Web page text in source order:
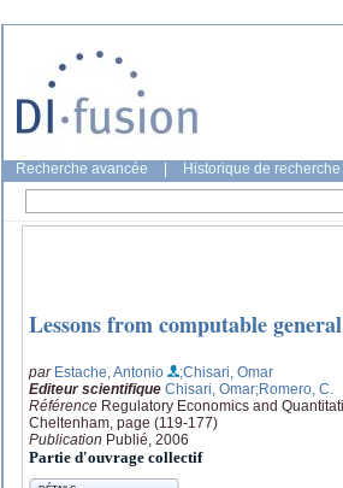
Recherche avancée Historique de recherche
Lessons from computable
par Estache, Antonio
;Chisari, Omar
Editeur scientifique Chisari, Omar;Romero, C.
Référence Regulatory Economics and
Cheltenham, page (119-177)
Publication Publié, 2006
Partie d'ouvrage collectif